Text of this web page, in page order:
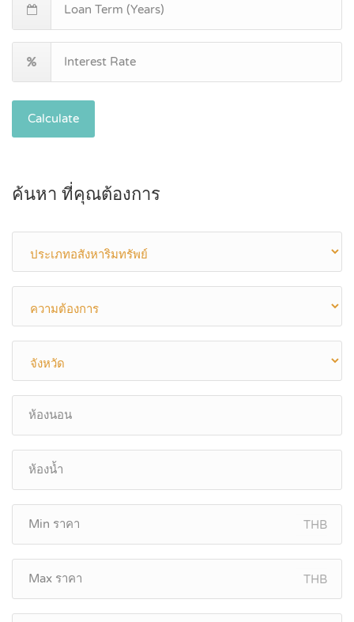
Calculate
ค้นหา ที่คุณต้องการ
THB
THB